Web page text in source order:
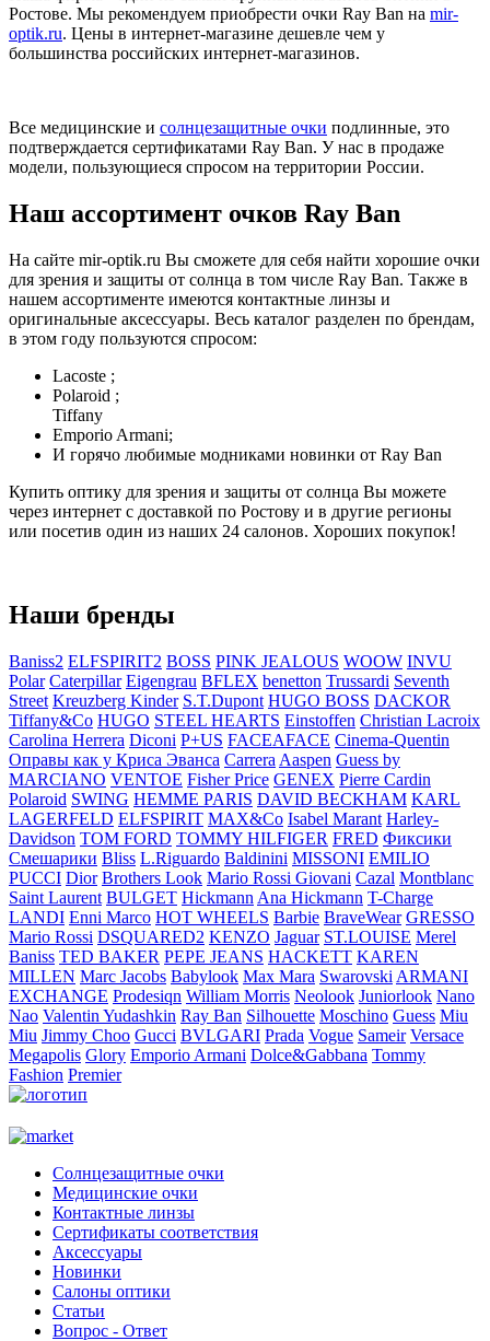
Ростове. Мы рекомендуем приобрести очки Ray Ban на mir-
optik.ru. Цены в интернет-магазине дешевле чем у
большинства российских интернет-магазинов.
Все медицинские и солнцезащитные очки подлинные, это
подтверждается сертификатами Ray Ban. У нас в продаже
модели, пользующиеся спросом на территории России.
Наш ассортимент очков Ray Ban
На сайте mir-optik.ru Вы сможете для себя найти хорошие очки
для зрения и защиты от солнца в том числе Ray Ban. Также в
нашем ассортименте имеются контактные линзы и
оригинальные аксессуары. Весь каталог разделен по брендам,
в этом году пользуются спросом:
Lacoste ;
Polaroid ;
Tiffany
Emporio Armani;
И горячо любимые модниками новинки от Ray Ban
Купить оптику для зрения и защиты от солнца Вы можете
через интернет с доставкой по Ростову и в другие регионы
или посетив один из наших 24 салонов. Хороших покупок!
Наши бренды
Baniss2 ELFSPIRIT2 BOSS PINK JEALOUS WOOW INVU
Polar Caterpillar Eigengrau BFLEX benetton Trussardi Seventh
Street Kreuzberg Kinder S.T.Dupont HUGO BOSS DACKOR
Tiffany&Co HUGO STEEL HEARTS Einstoffen Christian Lacroix
Carolina Herrera Diconi P+US FACEAFACE Cinema-Quentin
Оправы как у Криса Эванса Carrera Aaspen Guess by
MARCIANO VENTOE Fisher Price GENEX Pierre Cardin
Polaroid SWING HEMME PARIS DAVID BECKHAM KARL
LAGERFELD ELFSPIRIT MAX&Co Isabel Marant Harley-
Davidson TOM FORD TOMMY HILFIGER FRED Фиксики
Смешарики Bliss L.Riguardo Baldinini MISSONI EMILIO
PUCCI Dior Brothers Look Mario Rossi Giovani Cazal Montblanc
Saint Laurent BULGET Hickmann Ana Hickmann T-Charge
LANDI Enni Marco HOT WHEELS Barbie BraveWear GRESSO
Mario Rossi DSQUARED2 KENZO Jaguar ST.LOUISE Merel
Baniss TED BAKER PEPE JEANS HACKETT KAREN
MILLEN Marc Jacobs Babylook Max Mara Swarovski ARMANI
EXCHANGE Prodesiqn William Morris Neolook Juniorlook Nano
Nao Valentin Yudashkin Ray Ban Silhouette Moschino Guess Miu
Miu Jimmy Choo Gucci BVLGARI Prada Vogue Sameir Versace
Megapolis Glory Emporio Armani Dolce&Gabbana Tommy
Fashion Premier
Солнцезащитные очки
Медицинские очки
Контактные линзы
Сертификаты соответствия
Аксессуары
Новинки
Салоны оптики
Статьи
Вопрос - Ответ